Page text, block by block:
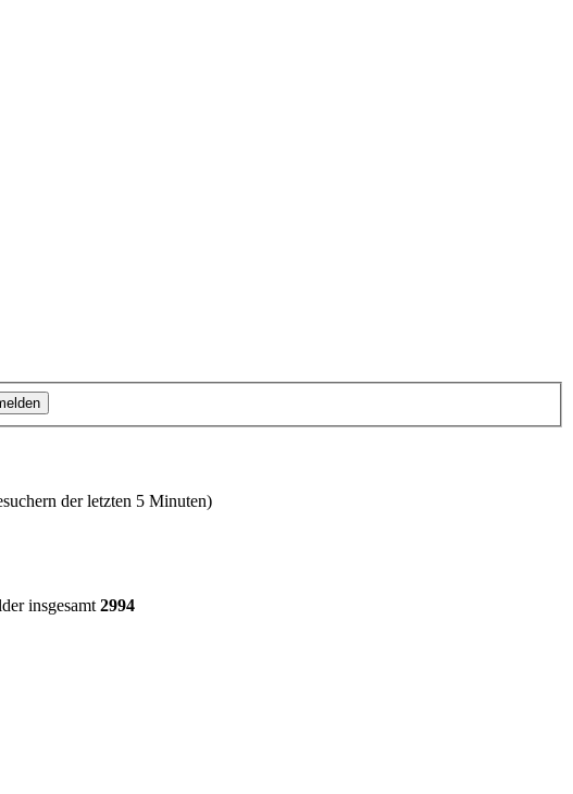
der letzten 5 Minuten)
insgesamt 2994